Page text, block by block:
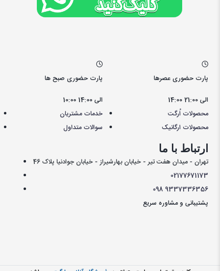
پارت حضوری صبح ها
10:00 الی 14:00
پارت حضوری عصرها
14:00 الی 21:00
خدمات مشتریان
سوالات متداول
محصولات اُرگت
محصولات ارگانیک
ارتباط با ما
تهران - میدان هفت تیر - خیابان بهارشیراز - خیابان جوادنیا پلاک 46
02177671173
0989337336356
پشتیبانی و مشاوره سریع